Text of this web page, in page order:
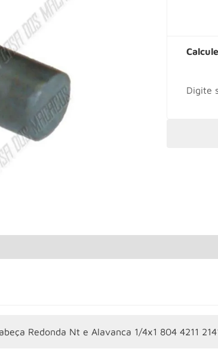
Redonda Nt e Alavanca 1/4x1 804 4211